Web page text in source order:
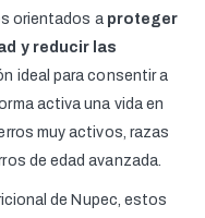
orientados a proteger
y reducir las
ideal para consentir a
activa una vida en
muy activos, razas
de edad avanzada.
de Nupec, estos